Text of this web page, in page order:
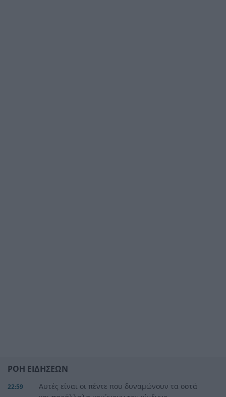
ΡΟΗ ΕΙΔΗΣΕΩΝ
22:59
Αυτές είναι οι πέντε που δυναμώνουν τα οστά